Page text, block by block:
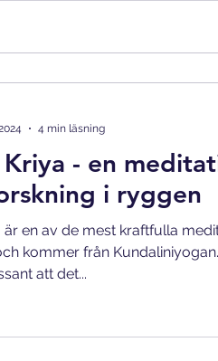
- en
i ryggen
är en av de mest kraftfulla
kommer från
att det...
4 min läsning